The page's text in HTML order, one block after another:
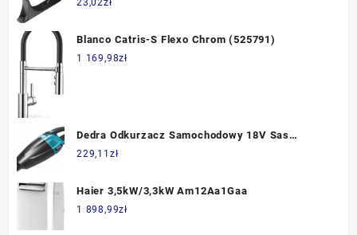
23,02zł
Blanco Catris-S Flexo Chrom (525791)
1 169,98zł
Dedra Odkurzacz Samochodowy 18V Sas
(1110003452948)
229,11 zł
Haier 3,5kW/3,3kW Am12Aa1Gaa
1 898,99zł